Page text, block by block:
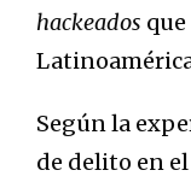
hackeados
Según la
de delito en